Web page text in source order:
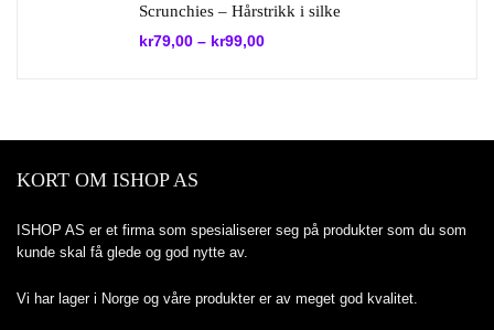
Scrunchies – Hårstrikk i silke
kr79,00 – kr99,00
KORT OM ISHOP AS
ISHOP AS er et firma som spesialiserer seg på produkter som du som
kunde skal få glede og god nytte av.
Vi har lager i Norge og våre produkter er av meget god kvalitet.